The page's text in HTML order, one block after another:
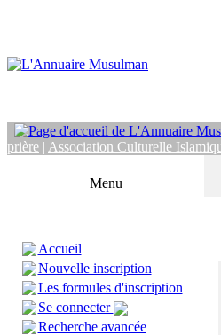
prière | Association Culturelle
Menu
Accueil
Nouvelle inscription
Les formules d'inscription
Se connecter
Recherche avancée